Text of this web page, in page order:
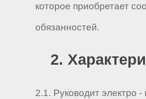
которое приобретает
обязанностей.
2.
2.1. Руководит электро